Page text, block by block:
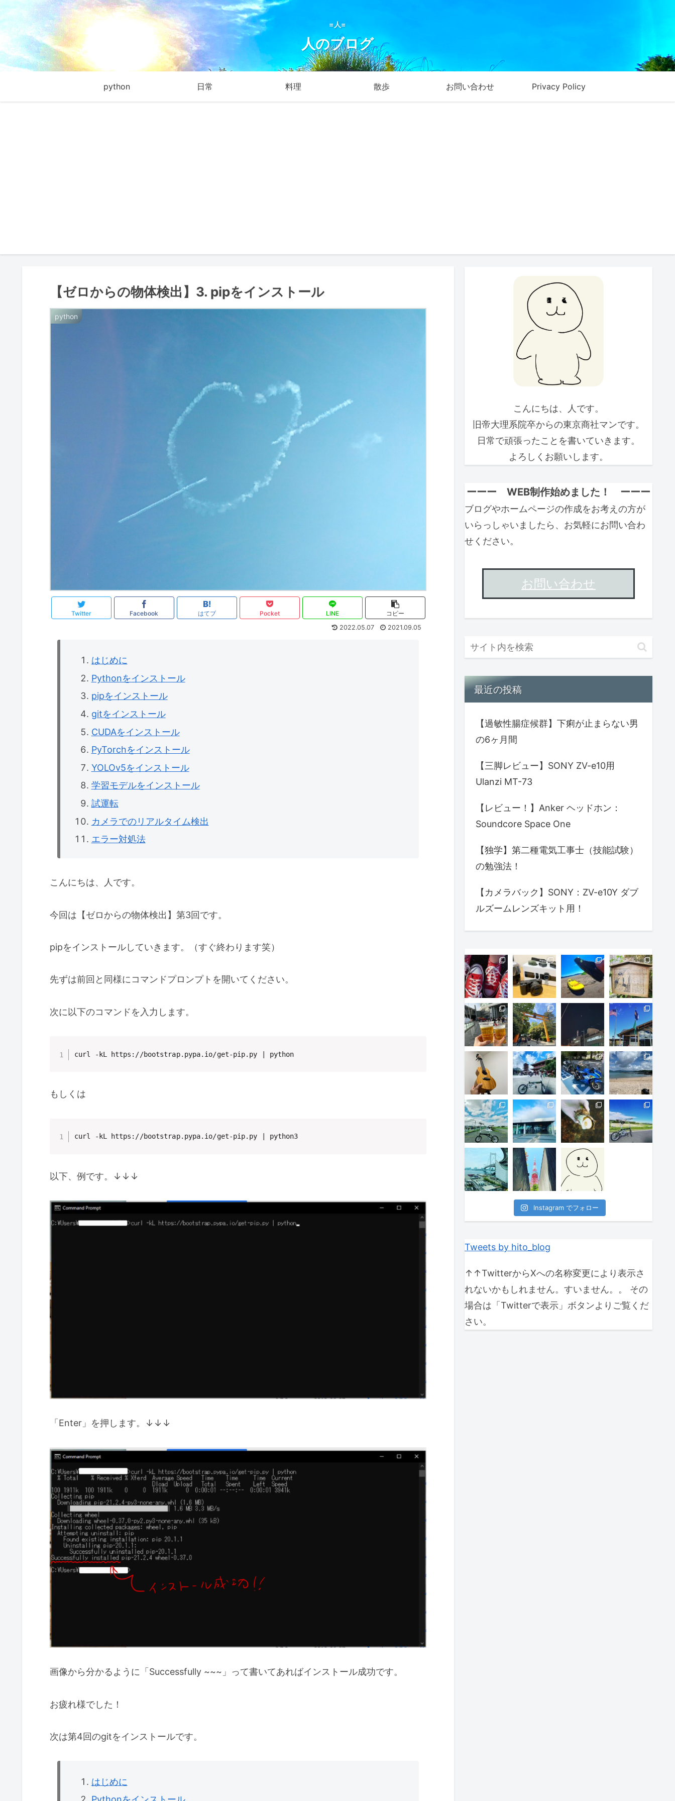
=人=
人のブログ
python 日常 料理 散歩 お問い合わせ Privacy Policy
【ゼロからの物体検出】3. pipをインストール
python
Twitter Facebook はてブ Pocket LINE
コピー
2022.05.07
2021.09.05
はじめに
Pythonをインストール
pipをインストール
gitをインストール
CUDAをインストール
PyTorchをインストール
YOLOv5をインストール
学習モデルをインストール
試運転
カメラでのリアルタイム検出
エラー対処法
こんにちは、人です。
今回は 【ゼロからの物体検出】第3回です。
pipをインストールしていきます。（すぐ終わります笑）
先ずは前回と同様にコマンドプロンプトを開いてください。
次に以下のコマンドを入力します。
もしくは
curl -kL https://bootstrap.pypa.io/get-pip.py | python3
以下、例です。↓ ↓ ↓
「Enter」を押します。 ↓ ↓ ↓
画像から分かるように「Successfully ~~~」って書いてあればインストール成功です。
お疲れ様でした！
次は第4回のgitをインストールです。
はじめに
こんにちは、人です。
旧帝大理系院卒からの東京商社マンです。
日常で頑張ったことを書いていきます。
よろしくお願いします。
ーーー WEB制作始めました！ ーーー
ブログやホームページの作成をお考えの方が
いらっしゃいましたら、お気軽にお問い合わ
せください。
お問い合わせ
最近の投稿
【過敏性腸症候群】下痢が止まらない男
の6ヶ月間
【三脚レビュー】SONY ZV-e10用
Ulanzi MT-73
【レビュー！】Anker ヘッドホン：
Soundcore Space One
【独学】第二種電気工事士（技能試験）
の勉強法！
【カメラバック】SONY：ZV-e10Y ダブ
ルズームレンズキット用！
Instagram でフォロー
Tweets by hito_blog
↑↑TwitterからXへの名称変更により表示さ
れないかもしれません。すいません。。 その
場合は「Twitterで表示」ボタンよりご覧くだ
さい。